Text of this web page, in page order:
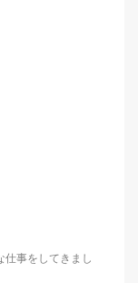
事をしてきまし